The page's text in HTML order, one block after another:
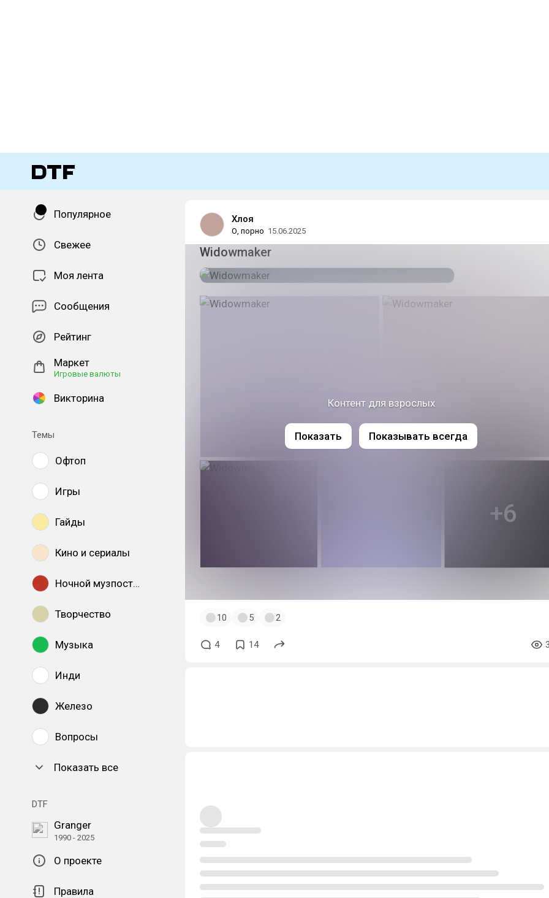
Популярное
Свежее
Моя лента
Сообщения
Рейтинг
Маркет
Игровые валюты
Викторина
Темы
Офтоп
Игры
Гайды
Кино и сериалы
Ночной музпостинг
Творчество
Музыка
Инди
Железо
Вопросы
Показать все
DTF
Granger
1990 - 2025
О проекте
Правила
Хлоя
О, порно 15.06.2025
Widowmaker
+6
Контент для взрослых
Показать Показывать всегда
10 5 2
4 14